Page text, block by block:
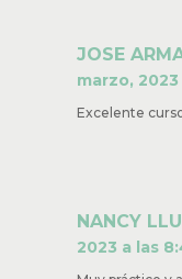
JOSE
marzo, 2023
Excelente
NANCY
2023 a las